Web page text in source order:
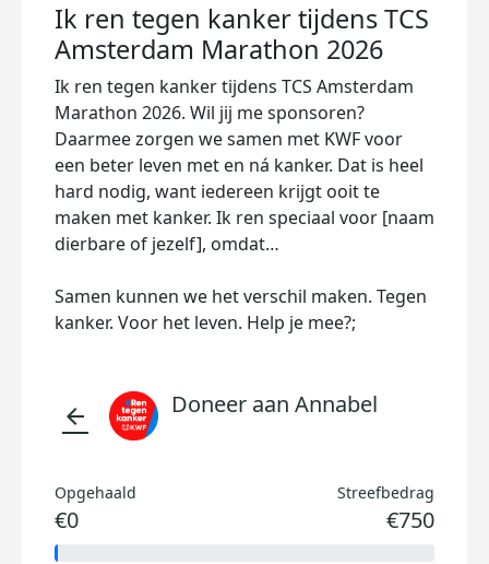
Ik ren tegen kanker tijdens TCS
Amsterdam Marathon 2026
Ik ren tegen kanker tijdens TCS Amsterdam
Marathon 2026. Wil jij me sponsoren?
Daarmee zorgen we samen met KWF voor
een beter leven met en ná kanker. Dat is heel
hard nodig, want iedereen krijgt ooit te
maken met kanker. Ik ren speciaal voor [naam
dierbare of jezelf], omdat…
Samen kunnen we het verschil maken. Tegen
kanker. Voor het leven. Help je mee?;
arrow_back Doneer aan Annabel
Opgehaald
€0
Streefbedrag
€750